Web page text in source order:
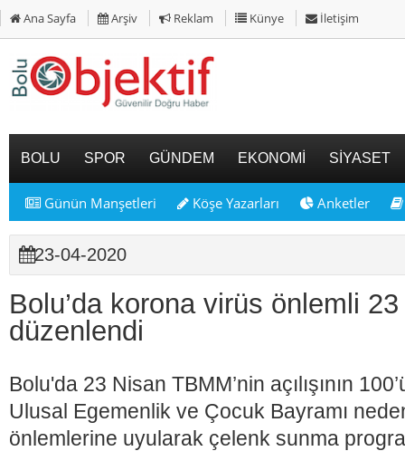
Ana Sayfa Arşiv Reklam Künye İletişim
BOLU SPOR GÜNDEM EKONOMİ SİYASET
Günün Manşetleri Köşe Yazarları Anketler
23-04-2020
Bolu’da korona virüs önlemli
düzenlendi
Bolu'da 23 Nisan TBMM’nin açılışının
Ulusal Egemenlik ve Çocuk Bayramı
önlemlerine uyularak çelenk sunma